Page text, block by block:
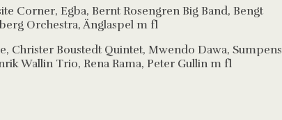
Corner, Egba, Bernt Rosengren Big Band, Bengt
Orchestra, Änglaspel m fl
Christer Boustedt Quintet, Mwendo Dawa, Sumpens
Wallin Trio, Rena Rama, Peter Gullin m fl